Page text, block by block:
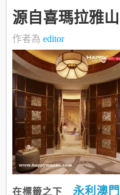
源自喜瑪拉雅
作者為 editor
在標籤之下 永利澳門